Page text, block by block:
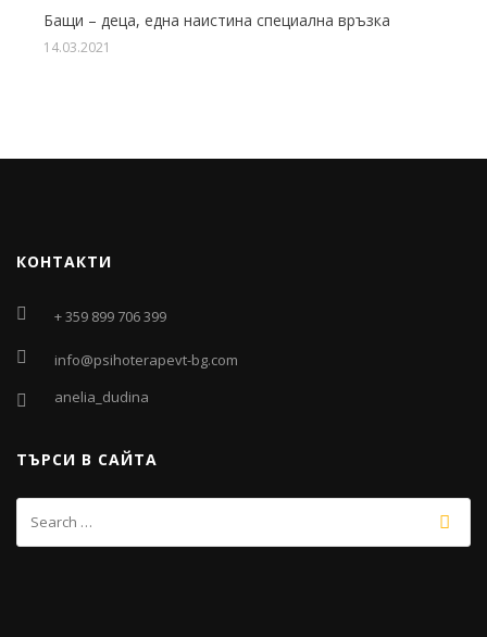
Бащи – деца, една наистина специална връзка
14.03.2021
КОНТАКТИ
+ 359 899 706 399
info@psihoterapevt-bg.com
anelia_dudina
ТЪРСИ В САЙТА